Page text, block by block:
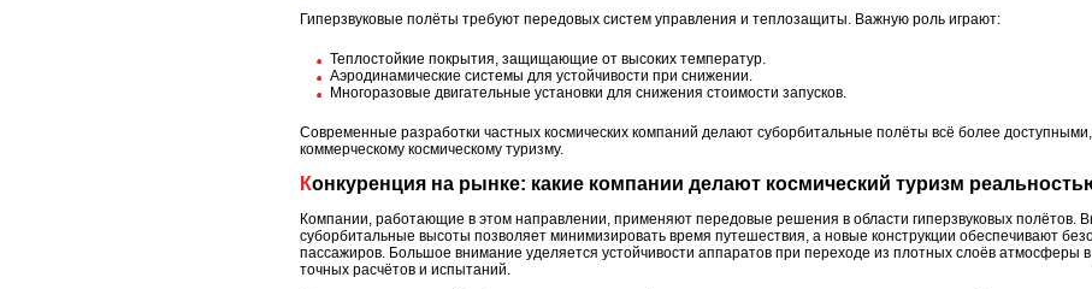
Гиперзвуковые полёты требуют передовых систем управления и теплозащиты. Важную роль играют:
Теплостойкие покрытия, защищающие от высоких температур.
Аэродинамические системы для устойчивости при снижении.
Многоразовые двигательные установки для снижения стоимости запусков.
Современные разработки частных космических компаний делают суборбитальные полёты всё более
коммерческому космическому туризму.
Конкуренция на рынке: какие компании делают космический туризм
Компании, работающие в этом направлении, применяют передовые решения в области гиперзвуковых полётов.
суборбитальные высоты позволяет минимизировать время путешествия, а новые конструкции обеспечивают
пассажиров. Большое внимание уделяется устойчивости аппаратов при переходе из плотных слоёв атмосферы
точных расчётов и испытаний.